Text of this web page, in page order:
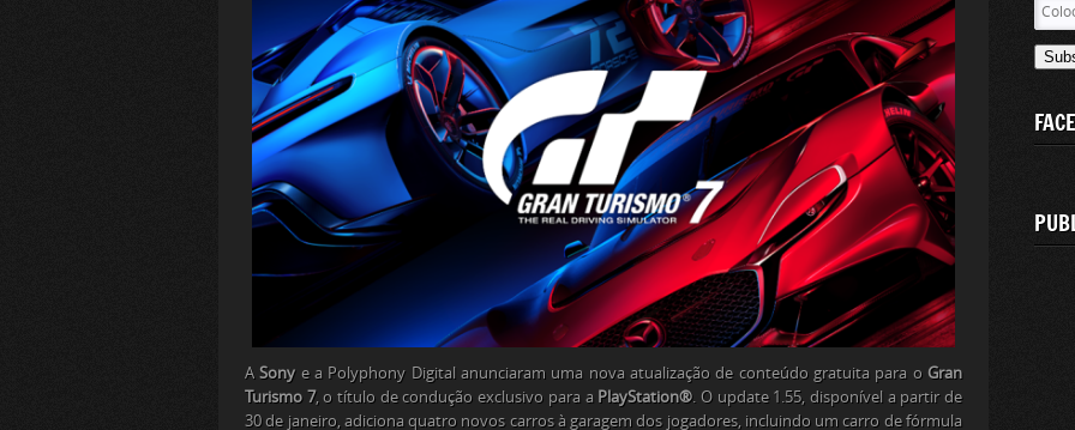
ASonye a Polyphony Digital anunciaram uma nova atualização de conteúdo gratuita para o Gran
Turismo 7, o título de condução exclusivo para a PlayStation® . O update 1.55, disponível a partir de
30 de janeiro, adiciona quatro novos carros à garagem dos jogadores, incluindo um carro de fórmula
aqui
o
de
email